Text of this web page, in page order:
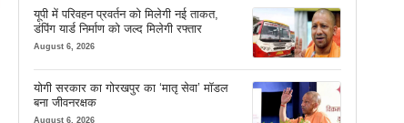
यूपी में परिवहन प्रवर्तन को मिलेगी नई ताकत,
डंपिंग यार्ड निर्माण को जल्द मिलेगी रफ्तार
August 6, 2026
योगी सरकार का गोरखपुर का ‘मातृ सेवा’ मॉडल
बना जीवनरक्षक
August 6, 2026